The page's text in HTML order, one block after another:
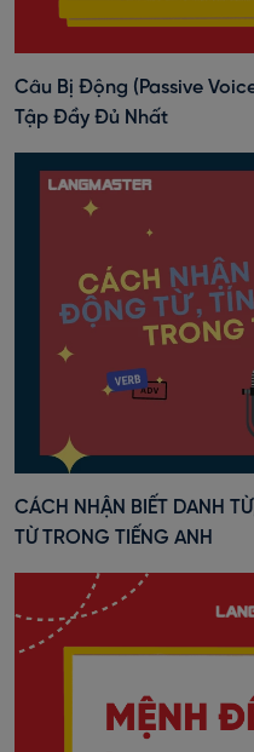
Câu Bị Động (Passive
Tập Đầy Đủ Nhất
CÁCH NHẬN BIẾT DANH
TỪ TRONG TIẾNG ANH